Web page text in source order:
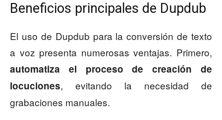
Beneficios principales de Dupdub
El uso de Dupdub para la conversión de texto
a voz presenta numerosas ventajas. Primero,
automatiza el proceso de creación de
locuciones, evitando la necesidad de
grabaciones manuales.